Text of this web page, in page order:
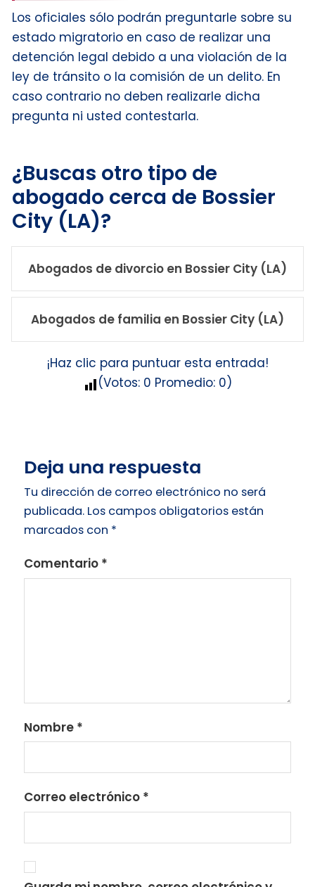
Los oficiales sólo podrán preguntarle sobre su
estado migratorio en caso de realizar una
detención legal debido a una violación de la
ley de tránsito o la comisión de un delito. En
caso contrario no deben realizarle dicha
pregunta ni usted contestarla.
¿Buscas otro tipo de
abogado cerca de Bossier
City (LA)?
Abogados de divorcio en Bossier City (LA)
Abogados de familia en Bossier City (LA)
¡Haz clic para puntuar esta entrada!
(Votos: 0 Promedio: 0)
Deja una respuesta
Tu dirección de correo electrónico no será
publicada. Los campos obligatorios están
marcados con *
Comentario *
Nombre *
Correo electrónico *